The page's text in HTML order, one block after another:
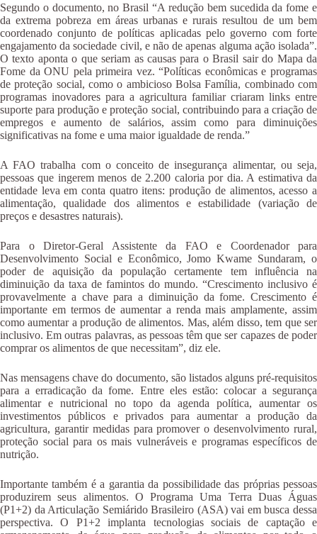
Segundo o documento, no Brasil “A redução bem sucedida da fome e
da extrema pobreza em áreas urbanas e rurais resultou de um bem
coordenado conjunto de políticas aplicadas pelo governo com forte
engajamento da sociedade civil, e não de apenas alguma ação isolada”.
O texto aponta o que seriam as causas para o Brasil sair do Mapa da
Fome da ONU pela primeira vez. “Políticas econômicas e programas
de proteção social, como o ambicioso Bolsa Família, combinado com
programas inovadores para a agricultura familiar criaram links entre
suporte para produção e proteção social, contribuindo para a criação de
empregos e aumento de salários, assim como para diminuições
significativas na fome e uma maior igualdade de renda.”
A FAO trabalha com o conceito de insegurança alimentar, ou seja,
pessoas que ingerem menos de 2.200 caloria por dia. A estimativa da
entidade leva em conta quatro itens: produção de alimentos, acesso a
alimentação, qualidade dos alimentos e estabilidade (variação de
preços e desastres naturais).
Para o Diretor-Geral Assistente da FAO e Coordenador para
Desenvolvimento Social e Econômico, Jomo Kwame Sundaram, o
poder de aquisição da população certamente tem influência na
diminuição da taxa de famintos do mundo. “Crescimento inclusivo é
provavelmente a chave para a diminuição da fome. Crescimento é
importante em termos de aumentar a renda mais amplamente, assim
como aumentar a produção de alimentos. Mas, além disso, tem que ser
inclusivo. Em outras palavras, as pessoas têm que ser capazes de poder
comprar os alimentos de que necessitam”, diz ele.
Nas mensagens chave do documento, são listados alguns pré-requisitos
para a erradicação da fome. Entre eles estão: colocar a segurança
alimentar e nutricional no topo da agenda política, aumentar os
investimentos públicos e privados para aumentar a produção da
agricultura, garantir medidas para promover o desenvolvimento rural,
proteção social para os mais vulneráveis e programas específicos de
nutrição.
Importante também é a garantia da possibilidade das próprias pessoas
produzirem seus alimentos. O Programa Uma Terra Duas Águas
(P1+2) da Articulação Semiárido Brasileiro (ASA) vai em busca dessa
perspectiva. O P1+2 implanta tecnologias sociais de captação e